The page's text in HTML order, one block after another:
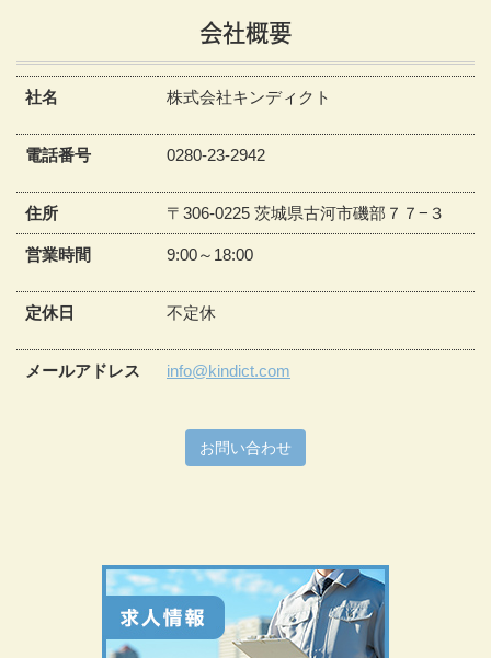
会社概要
社名 株式会社キンディクト
電話番号 0280-23-2942
住所 〒306-0225 茨城県古河市磯部７７−３
営業時間 9:00～18:00
定休日 不定休
メールアドレス info@kindict.com
お問い合わせ